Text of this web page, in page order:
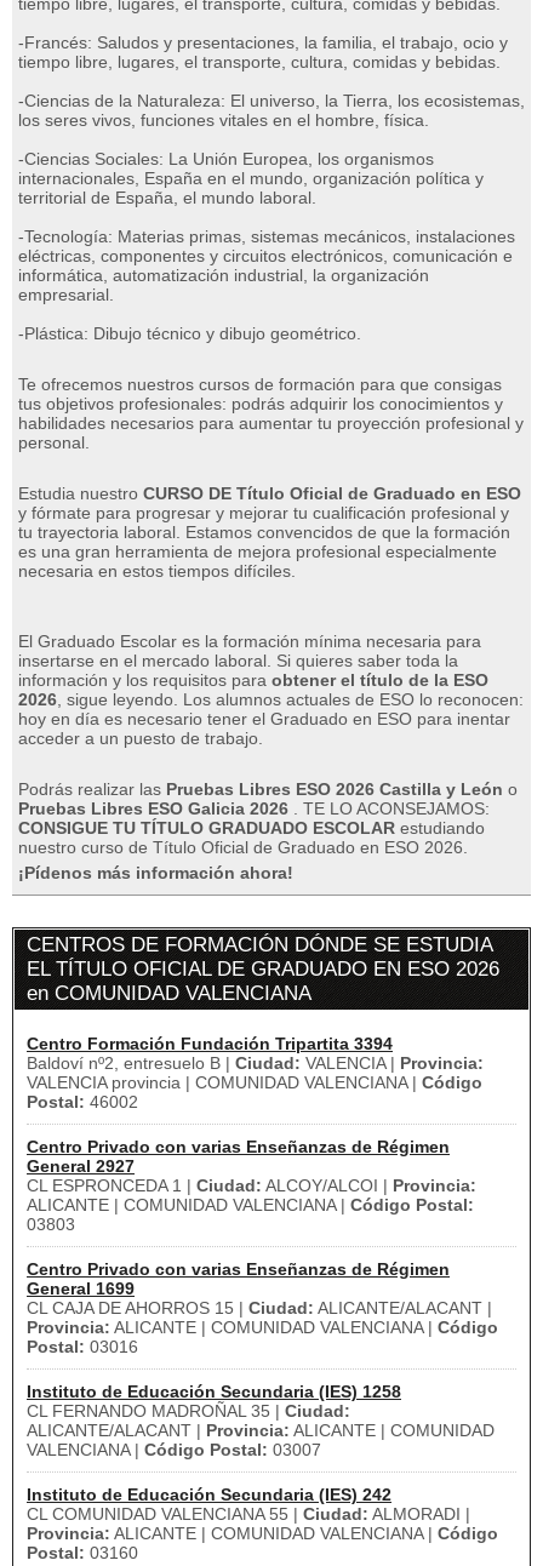
-Francés: Saludos y presentaciones, la familia, el trabajo, ocio y
tiempo libre, lugares, el transporte, cultura, comidas y bebidas.
-Ciencias de la Naturaleza: El universo, la Tierra, los ecosistemas,
los seres vivos, funciones vitales en el hombre, física.
-Ciencias Sociales: La Unión Europea, los organismos
internacionales, España en el mundo, organización política y
territorial de España, el mundo laboral.
-Tecnología: Materias primas, sistemas mecánicos, instalaciones
eléctricas, componentes y circuitos electrónicos, comunicación e
informática, automatización industrial, la organización
empresarial.
-Plástica: Dibujo técnico y dibujo geométrico.
Te ofrecemos nuestros cursos de formación para que consigas
tus objetivos profesionales: podrás adquirir los conocimientos y
habilidades necesarios para aumentar tu proyección profesional y
personal.
Estudia nuestro CURSO DE Título Oficial de Graduado en ESO
y fórmate para progresar y mejorar tu cualificación profesional y
tu trayectoria laboral. Estamos convencidos de que la formación
es una gran herramienta de mejora profesional especialmente
necesaria en estos tiempos difíciles.
El Graduado Escolar es la formación mínima necesaria para
insertarse en el mercado laboral. Si quieres saber toda la
información y los requisitos para obtener el título de la ESO
2026 , sigue leyendo. Los alumnos actuales de ESO lo reconocen:
hoy en día es necesario tener el Graduado en ESO para inentar
acceder a un puesto de trabajo.
Podrás realizar las Pruebas Libres ESO 2026 Castilla y León o
Pruebas Libres ESO Galicia 2026
TE LO ACONSEJAMOS:
CONSIGUE TU TÍTULO GRADUADO ESCOLAR estudiando
nuestro curso de Título Oficial de Graduado en ESO 2026.
¡Pídenos más información ahora!
CENTROS DE FORMACIÓN DÓNDE SE ESTUDIA
EL TÍTULO OFICIAL DE GRADUADO EN ESO 2026
en COMUNIDAD VALENCIANA
Centro Formación Fundación Tripartita 3394
Baldoví nº2, entresuelo B | Ciudad: VALENCIA | Provincia:
VALENCIA provincia | COMUNIDAD VALENCIANA | Código
Postal: 46002
Centro Privado con varias Enseñanzas de Régimen
General 2927
CL ESPRONCEDA 1 | Ciudad: ALCOY/ALCOI | Provincia:
ALICANTE | COMUNIDAD VALENCIANA | Código Postal:
03803
Centro Privado con varias Enseñanzas de Régimen
General 1699
CL CAJA DE AHORROS 15 | Ciudad: ALICANTE/ALACANT |
Provincia: ALICANTE | COMUNIDAD VALENCIANA | Código
Postal: 03016
Instituto de Educación Secundaria (IES) 1258
CL FERNANDO MADROÑAL 35 | Ciudad:
ALICANTE/ALACANT | Provincia: ALICANTE | COMUNIDAD
VALENCIANA | Código Postal: 03007
Instituto de Educación Secundaria (IES) 242
CL COMUNIDAD VALENCIANA 55 | Ciudad: ALMORADI |
Provincia: ALICANTE | COMUNIDAD VALENCIANA | Código
Postal: 03160